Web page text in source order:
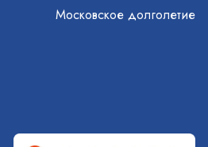
Московское долголетие